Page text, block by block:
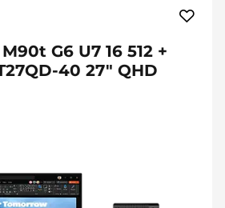
G6 U7 16 512 +
40 27" QHD